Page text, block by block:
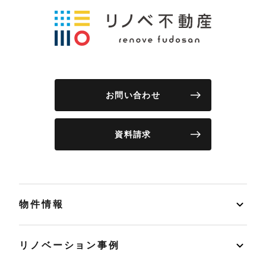
お問い合わせ
資料請求
物件情報
リノベーション事例